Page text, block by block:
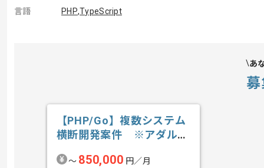
言語
PHP,TypeScript
あ
【PHP/Go】複数システム
横断開発案件 ※アダルト
〜 850,000 円／月